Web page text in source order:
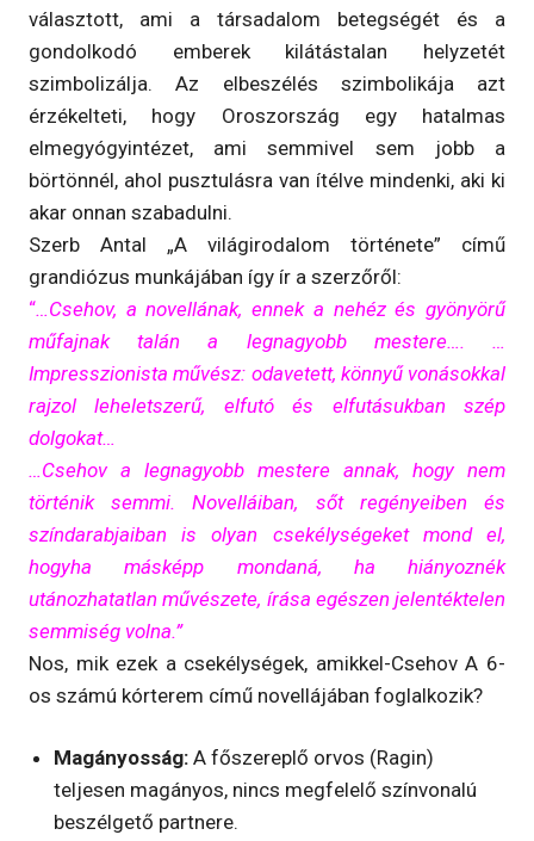
választott, ami a társadalom betegségét és a
gondolkodó emberek kilátástalan helyzetét
szimbolizálja. Az elbeszélés szimbolikája azt
érzékelteti, hogy Oroszország egy hatalmas
elmegyógyintézet, ami semmivel sem jobb a
börtönnél, ahol pusztulásra van ítélve mindenki, aki ki
akar onnan szabadulni.
Szerb Antal „A világirodalom története” című
grandiózus munkájában így ír a szerzőről:
“…Csehov, a novellának, ennek a nehéz és gyönyörű
műfajnak talán a legnagyobb mestere…. …
Impresszionista művész: odavetett, könnyű vonásokkal
rajzol leheletszerű, elfutó és elfutásukban szép
dolgokat…
…Csehov a legnagyobb mestere annak, hogy nem
történik semmi. Novelláiban, sőt regényeiben és
színdarabjaiban is olyan csekélységeket mond el,
hogyha másképp mondaná, ha hiányoznék
utánozhatatlan művészete, írása egészen jelentéktelen
semmiség volna.”
Nos, mik ezek a csekélységek, amikkel-Csehov A 6-
os számú kórterem című novellájában foglalkozik?
Magányosság: A főszereplő orvos (Ragin)
teljesen magányos, nincs megfelelő színvonalú
beszélgető partnere.